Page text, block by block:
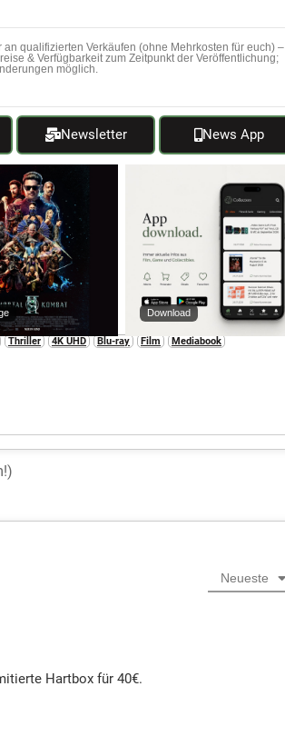
qualifizierten Verkäufen (ohne Mehrkosten für euch) –
& Verfügbarkeit zum Zeitpunkt der Veröffentlichung;
möglich.
Newsletter News App
Download
Thriller 4K UHD Blu-ray Film Mediabook
Neueste
Hartbox für 40€.